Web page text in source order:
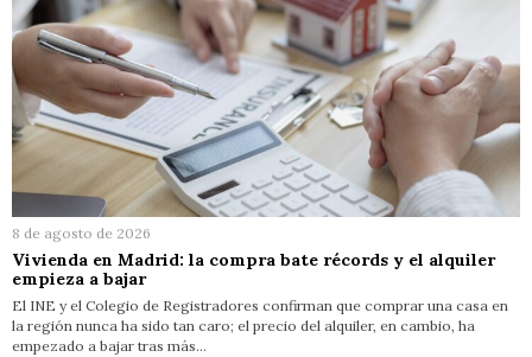
8 de agosto de 2026
Vivienda en Madrid: la compra bate récords y el alquiler
empieza a bajar
El INE y el Colegio de Registradores confirman que comprar una casa en
la región nunca ha sido tan caro; el precio del alquiler, en cambio, ha
empezado a bajar tras más…